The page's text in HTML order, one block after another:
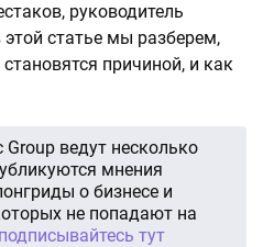
руководитель
этой статье мы разберем,
причиной, и как
ведут несколько
мнения
о бизнесе и
не попадают на
подписывайтесь тут